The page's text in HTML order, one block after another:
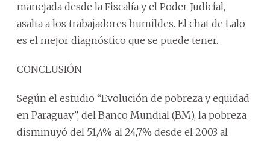
manejada desde la Fiscalía y el Poder Judicial,
asalta a los trabajadores humildes. El chat de Lalo
es el mejor diagnóstico que se puede tener.
CONCLUSIÓN
Según el estudio “Evolución de pobreza y equidad
en Paraguay”, del Banco Mundial (BM), la pobreza
disminuyó del 51,4% al 24,7% desde el 2003 al